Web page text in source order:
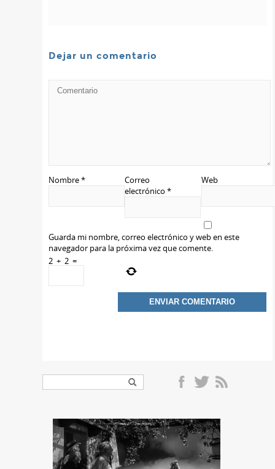
Dejar un comentario
Nombre*
Correo
electrónico*
Web
Guarda mi nombre, correo electrónico y web en este
navegador para la próxima vez que comente.
2 + 2 =